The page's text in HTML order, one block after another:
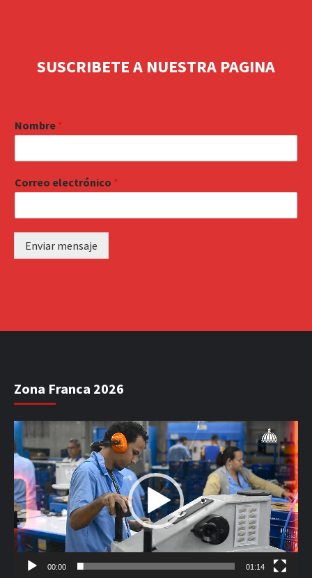
SUSCRIBETE A NUESTRA PAGINA
Nombre *
Correo electrónico *
Enviar mensaje
Zona Franca 2026
Reproductor
de
vídeo
00:00 01:14